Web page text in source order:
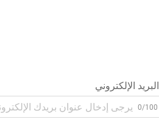
البريد الإلكتروني
0/100